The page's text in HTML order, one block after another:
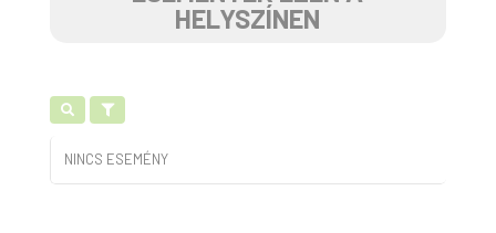
HELYSZÍNEN
NINCS ESEMÉNY